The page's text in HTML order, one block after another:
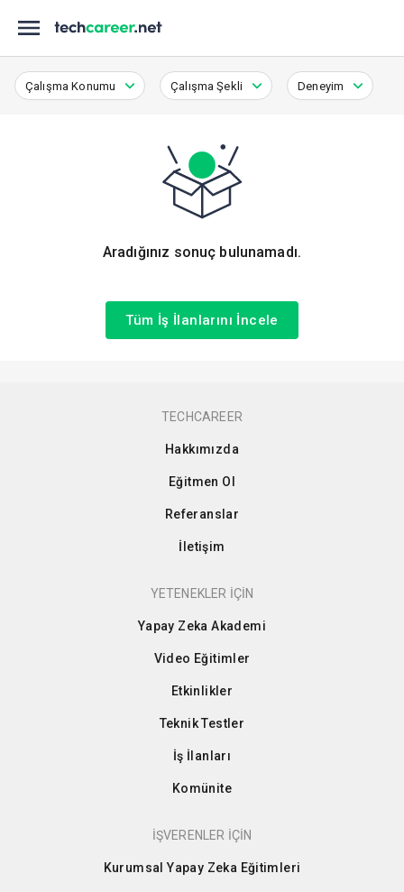
Çalışma Konumu Çalışma Şekli Deneyim
Aradığınız sonuç bulunamadı.
Tüm İş İlanlarını İncele
TECHCAREER
Hakkımızda
Eğitmen Ol
Referanslar
İletişim
YETENEKLER İÇİN
Yapay Zeka Akademi
Video Eğitimler
Etkinlikler
Teknik Testler
İş İlanları
Komünite
İŞVERENLER İÇİN
Kurumsal Yapay Zeka Eğitimleri